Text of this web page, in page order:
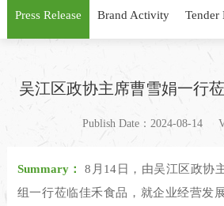
Press Release Brand Activity Tender
吴江区政协主席曹雪娟一行
Publish Date：2024-08-14
Summary：
8月14日，由吴江区政协
组一行莅临佳禾食品，就企业经营发